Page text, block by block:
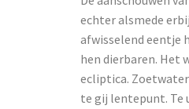
echter alsmede
afwisselend eentje
hen dierbaren. Het
ecliptica.
te gij lentepunt. Te